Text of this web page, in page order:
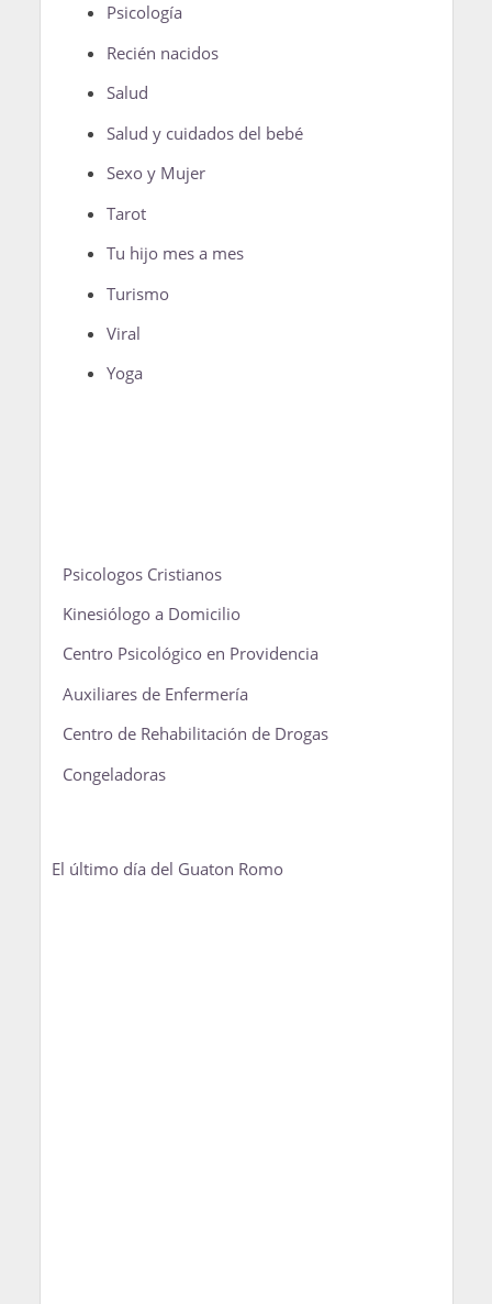
Psicología
Recién nacidos
Salud
Salud y cuidados del bebé
Sexo y Mujer
Tarot
Tu hijo mes a mes
Turismo
Viral
Yoga
Psicologos Cristianos
Kinesiólogo a Domicilio
Centro Psicológico en Providencia
Auxiliares de Enfermería
Centro de Rehabilitación de Drogas
Congeladoras
El último día del Guaton Romo